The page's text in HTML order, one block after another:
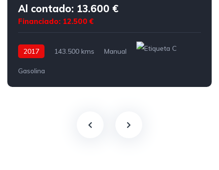
Al contado: 13.600 €
Financiado: 12.500 €
2017 143.500 kms Manual
Gasolina